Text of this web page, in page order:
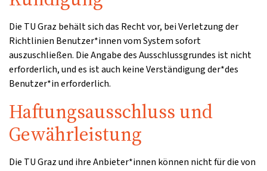
Die TU Graz behält sich das Recht vor, bei Verletzung der
Richtlinien Benutzer*innen vom System sofort
auszuschließen. Die Angabe des Ausschlussgrundes ist nicht
erforderlich, und es ist auch keine Verständigung der*des
Benutzer*in erforderlich.
Haftungsausschluss und
Gewährleistung
Die TU Graz und ihre Anbieter*innen können nicht für die von